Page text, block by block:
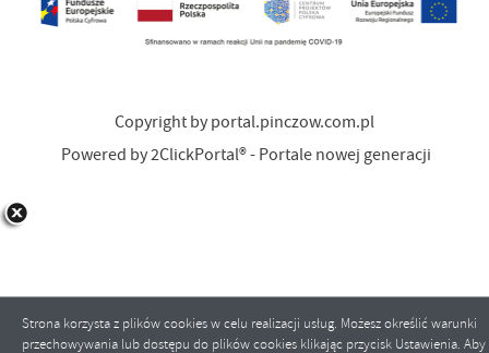
Copyright by portal.pinczow.com.pl
Powered by2ClickPortal®- Portale nowej generacji
Strona korzysta z plików cookies w celu realizacji usług. Możesz określić warunki
przechowywania lub dostępu do plików cookies klikając przycisk Ustawienia. Aby